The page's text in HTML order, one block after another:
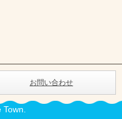
お問い合わせ
Town.